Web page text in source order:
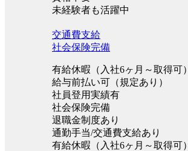
未経験者も活躍中
交通費支給
社会保険完備
有給休暇（入社6ヶ月～取得可）
給与前払い可（規定あり）
社員登用実績有
社会保険完備
退職金制度あり
通勤手当/交通費支給あり
有給休暇（入社6ヶ月～取得可）